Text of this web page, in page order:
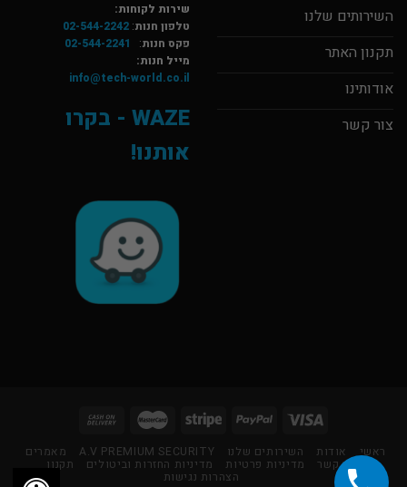
השירותים שלנו
תקנון האתר
אודותינו
צור קשר
שירות לקוחות:
טלפון חנות:
02-544-2242
פקס חנות:
02-544-2241
מייל חנות:
info@tech-world.co.il
WAZE - בקרו
אותנו!
ראשי אודות השירותים שלנו A.V PREMIUM SECURITY מאמרים
צור קשר מדיניות פרטיות מדיניות החזרות וביטולים תקנון
הצהרות נגישות